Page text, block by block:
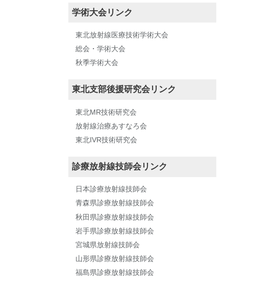
学術大会リンク
東北放射線医療技術学術大会
総会・学術大会
秋季学術大会
東北支部後援研究会リンク
東北MR技術研究会
放射線治療あすなろ会
東北IVR技術研究会
診療放射線技師会リンク
日本診療放射線技師会
青森県診療放射線技師会
秋田県診療放射線技師会
岩手県診療放射線技師会
宮城県放射線技師会
山形県診療放射線技師会
福島県診療放射線技師会